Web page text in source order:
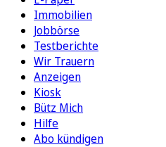
Immobilien
Jobbörse
Testberichte
Wir Trauern
Anzeigen
Kiosk
Bütz Mich
Hilfe
Abo kündigen